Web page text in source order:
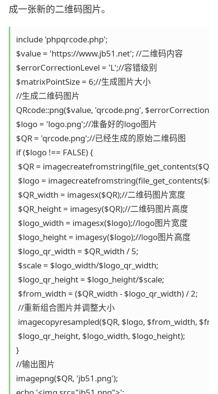
成一张新的二维码图片。
include 'phpqrcode.php';
$value = 'https://www.jb51.net'; //二维码内容
$errorCorrectionLevel = 'L';//容错级别
$matrixPointSize = 6;//生成图片大小
//生成二维码图片
QRcode::png($value, 'qrcode.png',
$logo = 'logo.png';//准备好的logo图片
$QR = 'qrcode.png';//已经生成的原始二维码图
if ($logo !== FALSE) {
$QR =
$logo =
$QR_width = imagesx($QR);//二维码图片宽度
$QR_height = imagesy($QR);//二维码图片高度
$logo_width = imagesx($logo);//logo图片宽度
$logo_height = imagesy($logo);//logo图片高度
$logo_qr_width = $QR_width / 5;
$scale = $logo_width/$logo_qr_width;
$logo_qr_height = $logo_height/$scale;
$from_width = ($QR_width - $logo_qr_width) / 2;
//重新组合图片并调整大小
imagecopyresampled($QR, $logo, $from_width,
$logo_qr_height, $logo_width, $logo_height);
}
//输出图片
imagepng($QR, 'jb51.png');